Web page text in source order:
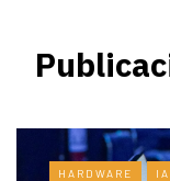
HARDWARE IA